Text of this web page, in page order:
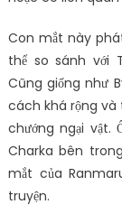
Con mắt này
thể so sánh với
Cũng giống như
cách khá rộng
chướng ngại
Charka bên
mắt của
truyện.